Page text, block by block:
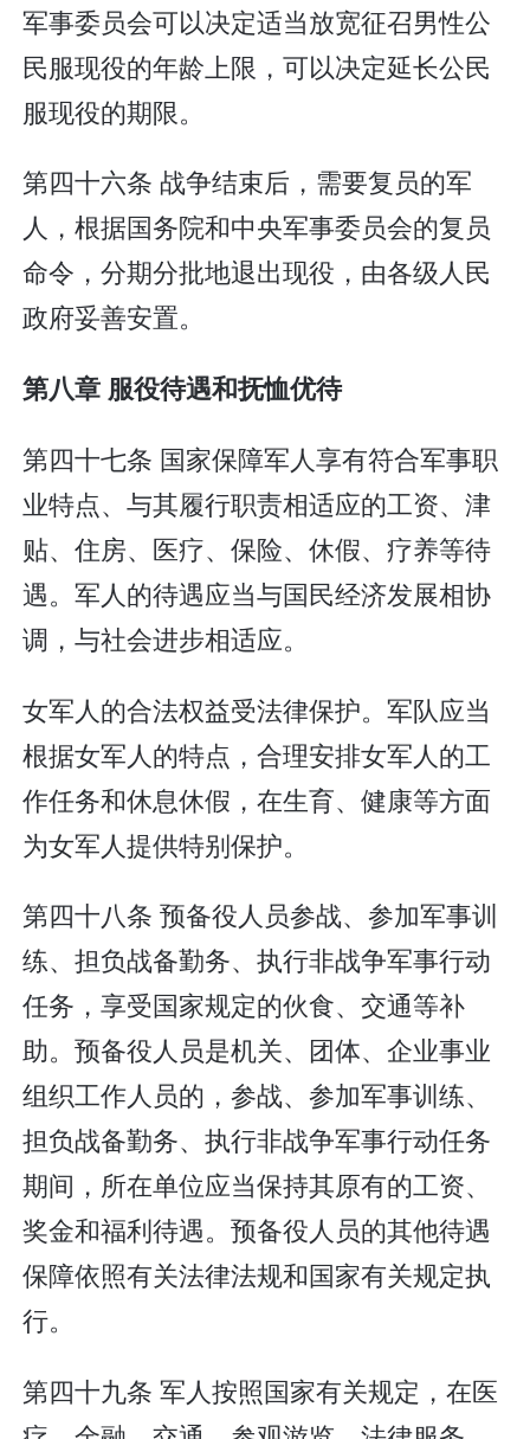
军事委员会可以决定适当放宽征召男性公
民服现役的年龄上限，可以决定延长公民
服现役的期限。
第四十六条 战争结束后，需要复员的军
人，根据国务院和中央军事委员会的复员
命令，分期分批地退出现役，由各级人民
政府妥善安置。
第八章 服役待遇和抚恤优待
第四十七条 国家保障军人享有符合军事职
业特点、与其履行职责相适应的工资、津
贴、住房、医疗、保险、休假、疗养等待
遇。军人的待遇应当与国民经济发展相协
调，与社会进步相适应。
女军人的合法权益受法律保护。军队应当
根据女军人的特点，合理安排女军人的工
作任务和休息休假，在生育、健康等方面
为女军人提供特别保护。
第四十八条 预备役人员参战、参加军事训
练、担负战备勤务、执行非战争军事行动
任务，享受国家规定的伙食、交通等补
助。预备役人员是机关、团体、企业事业
组织工作人员的，参战、参加军事训练、
担负战备勤务、执行非战争军事行动任务
期间，所在单位应当保持其原有的工资、
奖金和福利待遇。预备役人员的其他待遇
保障依照有关法律法规和国家有关规定执
行。
第四十九条 军人按照国家有关规定，在医